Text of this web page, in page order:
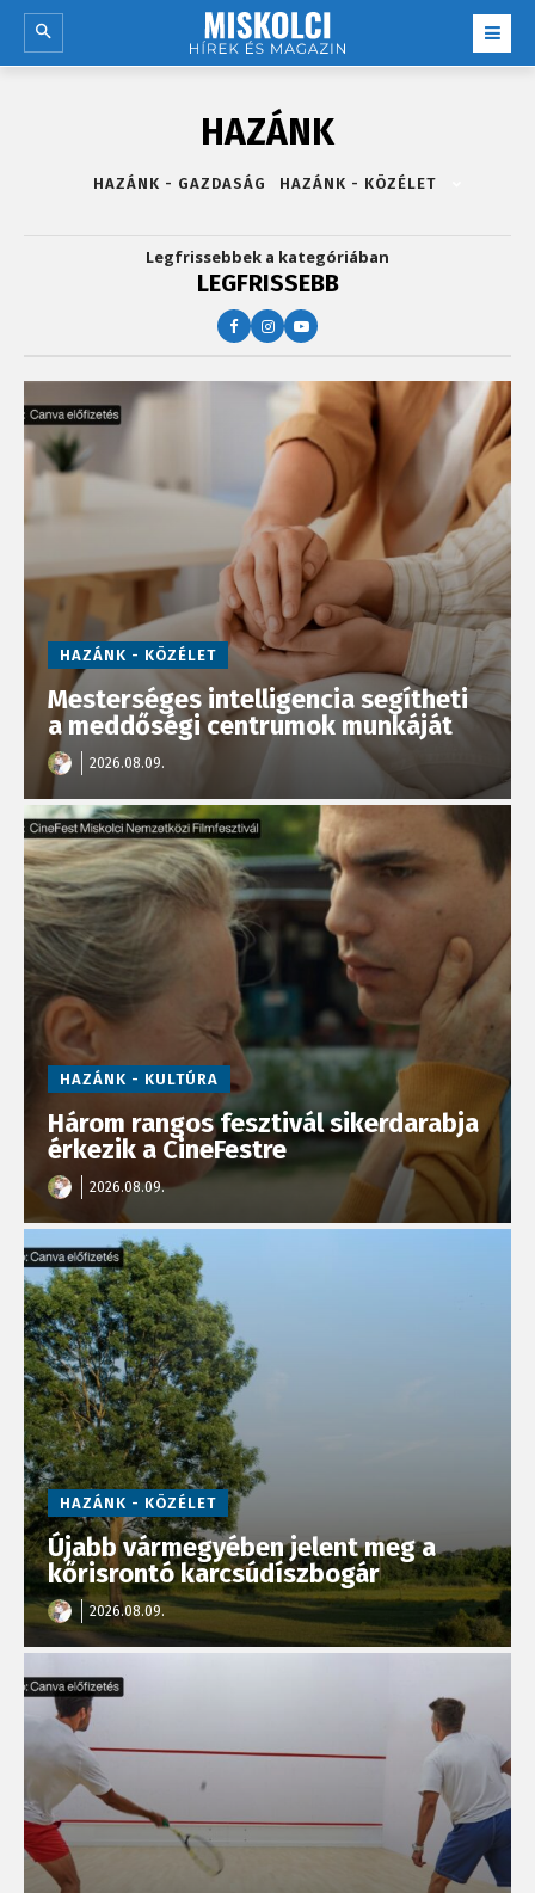
HAZÁNK
HAZÁNK - GAZDASÁG HAZÁNK - KÖZÉLET
Legfrissebbek a kategóriában
LEGFRISSEBB
HAZÁNK - KÖZÉLET
Mesterséges intelligencia segítheti
a meddőségi centrumok munkáját
2026.08.09.
HAZÁNK - KULTÚRA
Három rangos fesztivál sikerdarabja
érkezik a CineFestre
2026.08.09.
HAZÁNK - KÖZÉLET
Újabb vármegyében jelent meg a
kőrisrontó karcsúdíszbogár
2026.08.09.